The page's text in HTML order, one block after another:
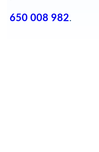
650 008 982.